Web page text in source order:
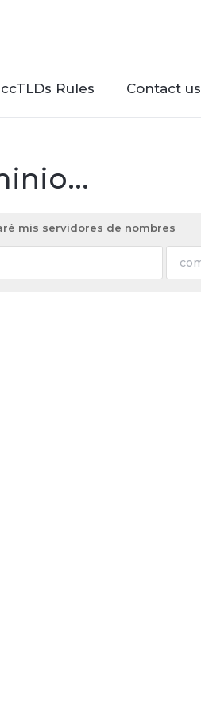
ccTLDs Rules Contact us
mis servidores de nombres